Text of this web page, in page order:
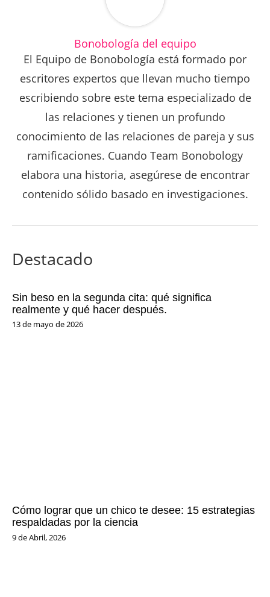
Bonobología del equipo
El Equipo de Bonobología está formado por
escritores expertos que llevan mucho tiempo
escribiendo sobre este tema especializado de
las relaciones y tienen un profundo
conocimiento de las relaciones de pareja y sus
ramificaciones. Cuando Team Bonobology
elabora una historia, asegúrese de encontrar
contenido sólido basado en investigaciones.
Destacado
Sin beso en la segunda cita: qué significa
realmente y qué hacer después.
13 de mayo de 2026
Cómo lograr que un chico te desee: 15 estrategias
respaldadas por la ciencia
9 de Abril, 2026